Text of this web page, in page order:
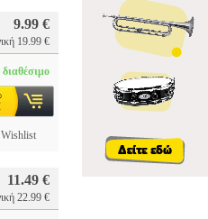
9.99 €
19.99 €
Wishlist
11.49 €
22.99 €